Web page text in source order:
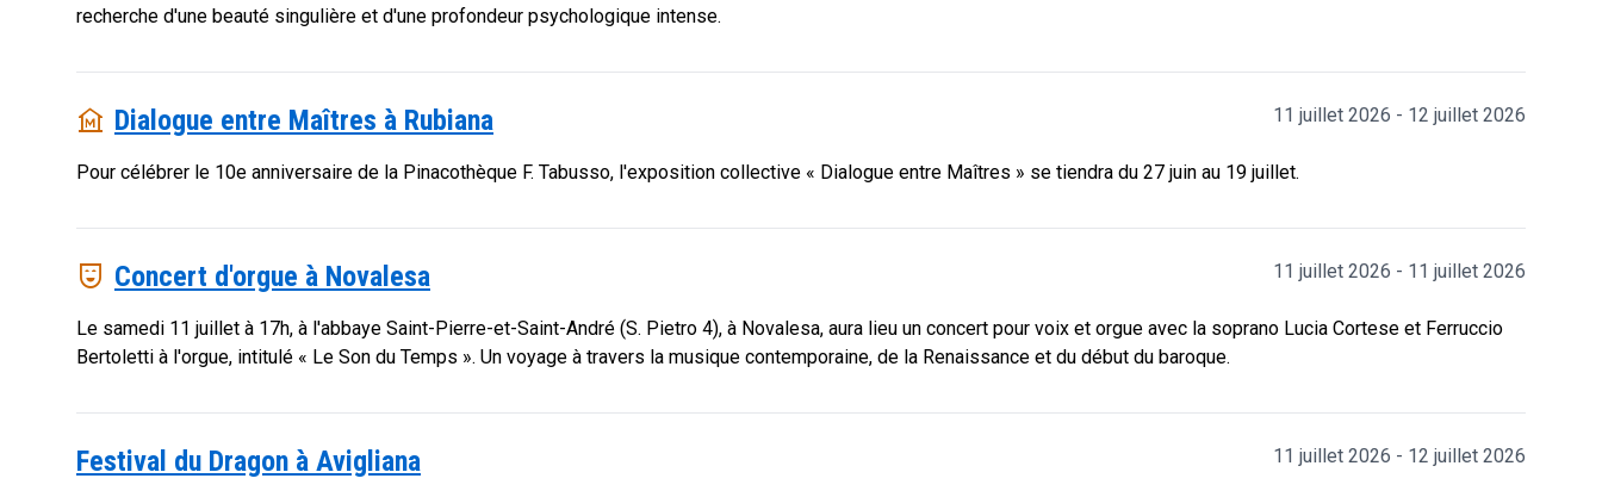
recherche d'une beauté singulière et d'une profondeur psychologique intense.
museum Dialogue entre Maîtres à Rubiana 11 juillet 2026 - 12 juillet 2026
Pour célébrer le 10e anniversaire de la Pinacothèque F. Tabusso, l'exposition collective « Dialogue entre Maîtres » se tiendra du 27 juin au 19 juillet.
comedy_mask Concert d'orgue à Novalesa 11 juillet 2026 - 11 juillet 2026
Le samedi 11 juillet à 17h, à l'abbaye Saint-Pierre-et-Saint-André (S. Pietro 4), à Novalesa, aura lieu un concert pour voix et orgue avec la soprano Lucia Cortese et Ferruccio
Bertoletti à l'orgue, intitulé « Le Son du Temps ». Un voyage à travers la musique contemporaine, de la Renaissance et du début du baroque.
Festival du Dragon à Avigliana 11 juillet 2026 - 12 juillet 2026